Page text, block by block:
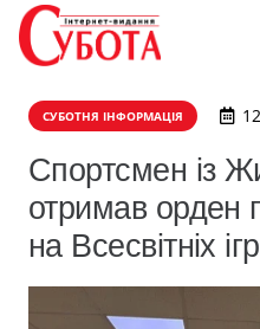
СУБОТНЯ ІНФОРМАЦІЯ
Спортсмен із
отримав орден
на Всесвітніх